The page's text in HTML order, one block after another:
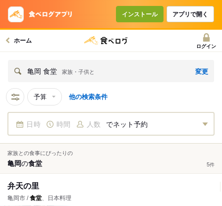
インストール アプリで開く
ホーム
ログイン
亀岡 食堂 家族・子供と 変更
予算 他の検索条件
日時 時間 人数 でネット予約
家族との食事にぴったりの
亀岡の食堂 5件
弁天の里
亀岡市 /食堂、日本料理